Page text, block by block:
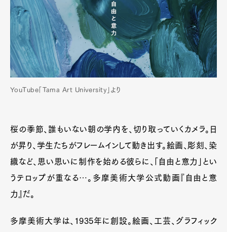
YouTube「Tama Art University」より
桜の季節、誰もいない朝の学内を、切り取っていくカメラ。日
が昇り、学生たちがフレームインして動き出す。絵画、彫刻、染
織など、思い思いに制作を始める彼らに、「自由と意力」とい
うテロップが重なる…。多摩美術大学公式動画『自由と意
力』だ。
多摩美術大学は、1935年に創設。絵画、工芸、グラフィック